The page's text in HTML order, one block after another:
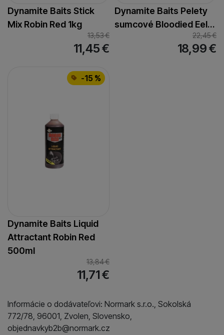
Dynamite Baits Stick
Mix Robin Red 1kg
13,53€
11,45€
Dynamite Baits Pelety
sumcové Bloodied Eel…
22,45€
18,99€
-15 %
Dynamite Baits Liquid
Attractant Robin Red
500ml
13,84€
11,71€
Informácie o dodávateľovi: Normark s.r.o., Sokolská
772/78, 96001, Zvolen, Slovensko,
objednavkyb2b@normark.cz